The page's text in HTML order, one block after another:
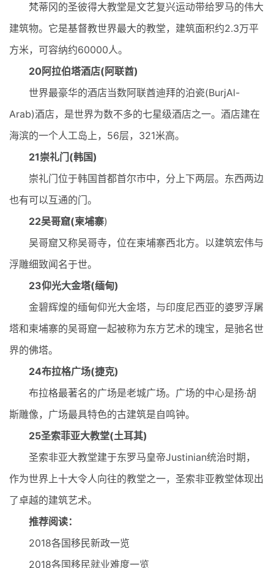
梵蒂冈的圣彼得大教堂是文艺复兴运动带给罗马的伟大
建筑物。它是基督教世界最大的教堂，建筑面积约2.3万平
方米，可容纳约60000人。
20阿拉伯塔酒店(阿联酋)
世界最豪华的酒店当数阿联酋迪拜的泊瓷(BurjAl-
Arab)酒店，是世界为数不多的七星级酒店之一。酒店建在
海滨的一个人工岛上，56层，321米高。
21崇礼门(韩国)
崇礼门位于韩国首都首尔市中，分上下两层。东西两边
也有可以互通的门。
22吴哥窟(柬埔寨)
吴哥窟又称吴哥寺，位在柬埔寨西北方。以建筑宏伟与
浮雕细致闻名于世。
23仰光大金塔(缅甸)
金碧辉煌的缅甸仰光大金塔，与印度尼西亚的婆罗浮屠
塔和柬埔寨的吴哥窟一起被称为东方艺术的瑰宝，是驰名世
界的佛塔。
24布拉格广场(捷克)
布拉格最著名的广场是老城广场。广场的中心是扬·胡
斯雕像，广场最具特色的古建筑是自鸣钟。
25圣索菲亚大教堂(土耳其)
圣索非亚大教堂建于东罗马皇帝Justinian统治时期，
作为世界上十大令人向往的教堂之一，圣索非亚教堂体现出
了卓越的建筑艺术。
推荐阅读：
2018各国移民新政一览
2018各国移民就业难度一览